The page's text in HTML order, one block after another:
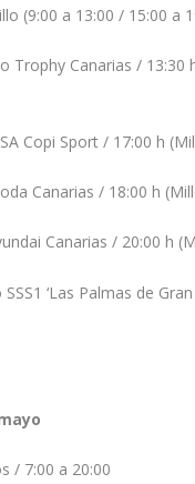
(9:00 a 13:00 / 15:00 a
Trophy Canarias / 13:30
Copi Sport / 17:00 h
Canarias / 18:00 h
Canarias / 20:00 h
‘Las Palmas de
/ 7:00 a 20:00